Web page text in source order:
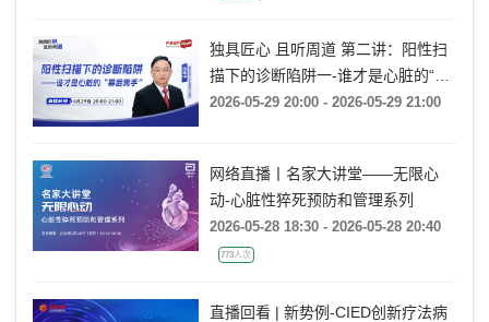
独具匠心 且听周道 第二讲：阳性扫
描下的诊断陷阱一-谁才是心脏的“幕
后黑手”
2026-05-29 20:00 - 2026-05-29 21:00
网络直播丨名家大讲堂——无限心
动-心脏性猝死预防和管理系列
2026-05-28 18:30 - 2026-05-28 20:40
773人次
直播回看 | 新势例-CIED创新疗法病